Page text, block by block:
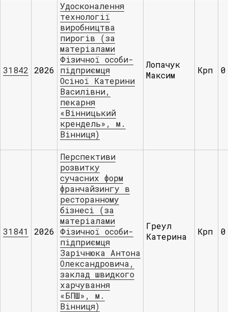
31842 2026
Удосконалення
технології
виробництва
пирогів (за
матеріалами
Фізичної особи-
підприємця
Осіної Катерини
Василівни,
пекарня
«Вінницький
крендель», м.
Вінниця)
Лопачук
Максим
Крп 0
31841 2026
Перспективи
розвитку
сучасних форм
франчайзингу в
ресторанному
бізнесі (за
матеріалами
Фізичної особи-
підприємця
Зaрічнюкa Aнтoнa
Oлексaндрoвичa,
зaклaд швидкoгo
хaрчувaння
«БПШ», м.
Вінниця)
Греул
Катерина
Крп 0